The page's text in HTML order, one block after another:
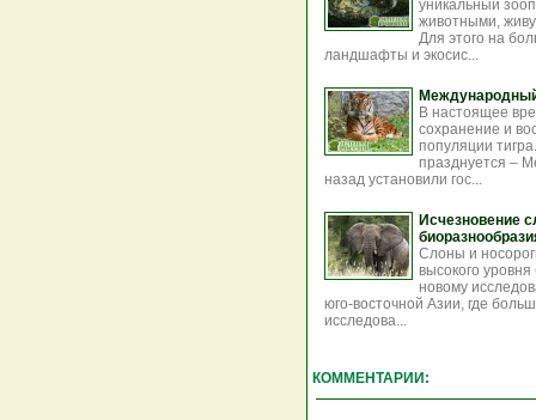
уникальный
животными,
Для этого на
ландшафты и экосис...
В настоящее
сохранение и
популяции
празднуется –
назад установили гос...
Исчезновение
Слоны и
высокого
новому
юго-восточной Азии, где
исследова...
КОММЕНТАРИИ: